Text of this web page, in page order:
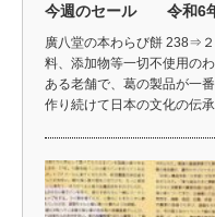
今週のセール 令和6年
廣八堂の本わらび餅 238⇒
料、添加物等一切不使用
ある老舗で、葛の製品が一
作り続けて日本の文化の伝